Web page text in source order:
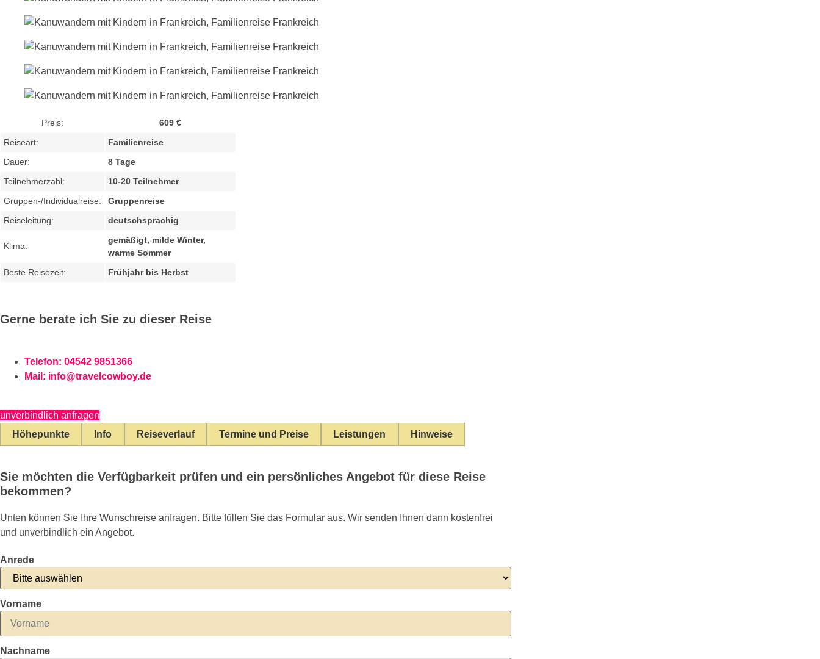
Preis:
609 €
Reiseart:
Familienreise
Dauer:
8 Tage
Teilnehmerzahl:
10-20 Teilnehmer
Gruppen-/Individualreise:
Gruppenreise
Reiseleitung:
deutschsprachig
Klima:
gemäßigt, milde Winter,
warme Sommer
Beste Reisezeit:
Frühjahr bis Herbst
Gerne berate ich Sie zu dieser Reise
Telefon: 04542 9851366
Mail: info@travelcowboy.de
unverbindlich anfragen
Höhepunkte
Info Reiseverlauf Termine und Preise Leistungen Hinweise
Sie möchten die Verfügbarkeit prüfen und ein persönliches Angebot für diese Reise
bekommen?
Unten können Sie Ihre Wunschreise anfragen. Bitte füllen Sie das Formular aus. Wir senden Ihnen dann kostenfrei
und unverbindlich ein Angebot.
Anrede
Vorname
Nachname